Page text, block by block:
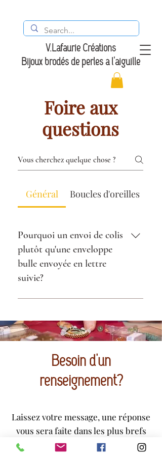
V.Lafaurie Créations
Bijoux brodés de perles à l'aiguille
Foire aux
questions
Général Boucles d'oreilles
Pourquoi un envoi de colis
plutôt qu'une enveloppe
bulle envoyée en lettre
suivie?
Pour plusieurs raisons: - Pour
perde pas en route. - Parce que
les écrins dans lesquelles vos
bijoux sont envoyés mesure
plus de 3 cm d'épaisseur et ne
passent donc pas en lettre
suivie.
Besoin d'un
renseignement?
Laissez votre message, une réponse
vous sera faîte dans les plus brefs